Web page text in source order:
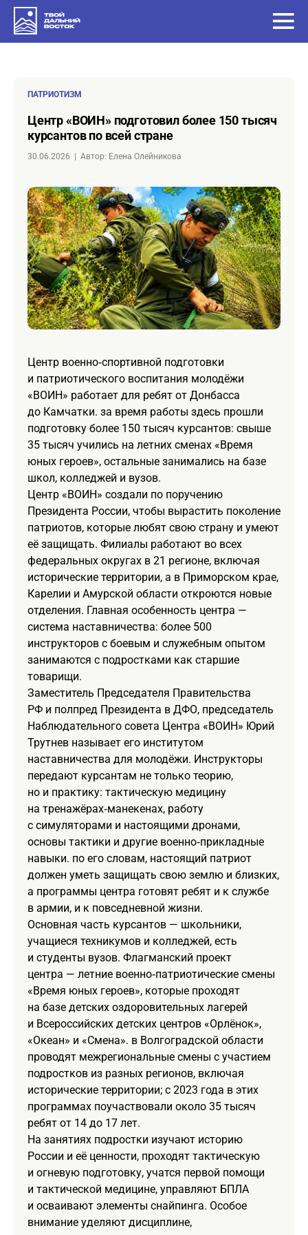
ПАТРИОТИЗМ
Центр «ВОИН» подготовил более 150 тысяч
курсантов по всей стране
30.06.2026 Автор: Елена Олейникова
Центр военно‑спортивной подготовки
и патриотического воспитания молодёжи
«ВОИН» работает для ребят от Донбасса
до Камчатки. за время работы здесь прошли
подготовку более 150 тысяч курсантов: свыше
35 тысяч учились на летних сменах «Время
юных героев», остальные занимались на базе
школ, колледжей и вузов.
Центр «ВОИН» создали по поручению
Президента России, чтобы вырастить поколение
патриотов, которые любят свою страну и умеют
её защищать. Филиалы работают во всех
федеральных округах в 21 регионе, включая
исторические территории, а в Приморском крае,
Карелии и Амурской области откроются новые
отделения. Главная особенность центра —
система наставничества: более 500
инструкторов с боевым и служебным опытом
занимаются с подростками как старшие
товарищи.
Заместитель Председателя Правительства
РФ и полпред Президента в ДФО, председатель
Наблюдательного совета Центра «ВОИН» Юрий
Трутнев называет его институтом
наставничества для молодёжи. Инструкторы
передают курсантам не только теорию,
но и практику: тактическую медицину
на тренажёрах‑манекенах, работу
с симуляторами и настоящими дронами,
основы тактики и другие военно‑прикладные
навыки. по его словам, настоящий патриот
должен уметь защищать свою землю и близких,
а программы центра готовят ребят и к службе
в армии, и к повседневной жизни.
Основная часть курсантов — школьники,
учащиеся техникумов и колледжей, есть
и студенты вузов. Флагманский проект
центра — летние военно‑патриотические смены
«Время юных героев», которые проходят
на базе детских оздоровительных лагерей
и Всероссийских детских центров «Орлёнок»,
«Океан» и «Смена». в Волгоградской области
проводят межрегиональные смены с участием
подростков из разных регионов, включая
исторические территории; с 2023 года в этих
программах поучаствовали около 35 тысяч
ребят от 14 до 17 лет.
На занятиях подростки изучают историю
России и её ценности, проходят тактическую
и огневую подготовку, учатся первой помощи
и тактической медицине, управляют БПЛА
и осваивают элементы снайпинга. Особое
внимание уделяют дисциплине,